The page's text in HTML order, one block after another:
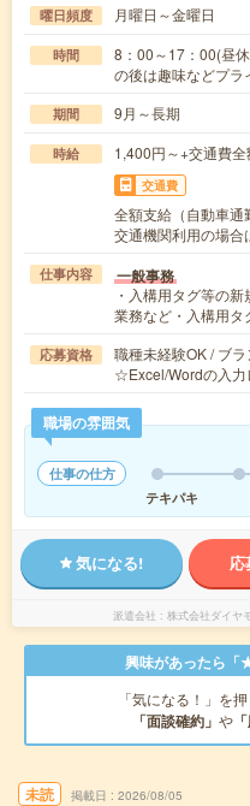
曜日頻度 月曜日～金曜日
時間
8：00～17：00(昼
の後は趣味などプ
期間 9月～長期
時給 1,400円～+交通費全
交通費
全額支給（自動車
交通機関利用の場合
仕事内容 一般事務
・入構用タグ等の
業務など・入構用
応募資格
職種未経験OK / ブ
☆Excel/Wordの入力
職場の雰囲気
仕事の仕方
テキパキ
気になる! 応
派遣会社 株式会社ダイヤ
興味があったら「
「気になる！」を
「面談確約」 や
未読 掲載日 2026/08/05